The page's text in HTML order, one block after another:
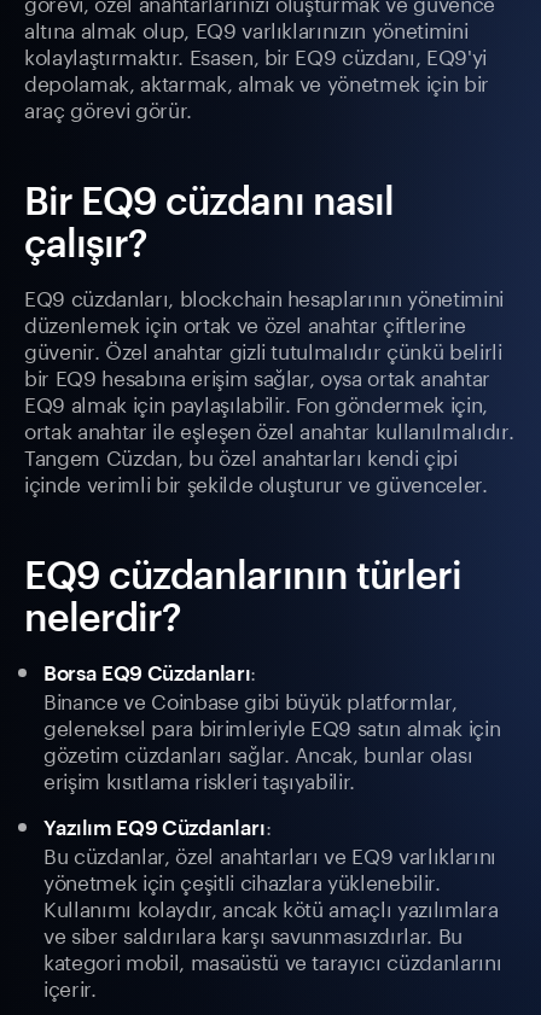
altına almak olup, EQ9 varlıklarınızın yönetimini
kolaylaştırmaktır. Esasen, bir EQ9 cüzdanı, EQ9'yi
depolamak, aktarmak, almak ve yönetmek için bir
araç görevi görür.
Bir EQ9 cüzdanı nasıl
çalışır?
EQ9 cüzdanları, blockchain hesaplarının yönetimini
düzenlemek için ortak ve özel anahtar çiftlerine
güvenir. Özel anahtar gizli tutulmalıdır çünkü belirli
bir EQ9 hesabına erişim sağlar, oysa ortak anahtar
EQ9 almak için paylaşılabilir. Fon göndermek için,
ortak anahtar ile eşleşen özel anahtar kullanılmalıdır.
Tangem Cüzdan, bu özel anahtarları kendi çipi
içinde verimli bir şekilde oluşturur ve güvenceler.
EQ9 cüzdanlarının türleri
nelerdir?
Borsa EQ9 Cüzdanları:
Binance ve Coinbase gibi büyük platformlar,
geleneksel para birimleriyle EQ9 satın almak için
gözetim cüzdanları sağlar. Ancak, bunlar olası
erişim kısıtlama riskleri taşıyabilir.
Yazılım EQ9 Cüzdanları:
Bu cüzdanlar, özel anahtarları ve EQ9 varlıklarını
yönetmek için çeşitli cihazlara yüklenebilir.
Kullanımı kolaydır, ancak kötü amaçlı yazılımlara
ve siber saldırılara karşı savunmasızdırlar. Bu
kategori mobil, masaüstü ve tarayıcı cüzdanlarını
içerir.